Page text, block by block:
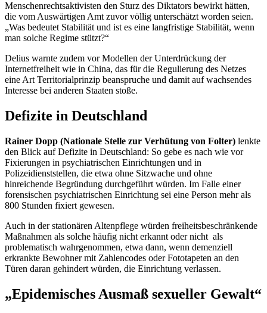
Menschenrechtsaktivisten den Sturz des Diktators bewirkt hätten,
die vom Auswärtigen Amt zuvor völlig unterschätzt worden seien.
„Was bedeutet Stabilität und ist es eine langfristige Stabilität, wenn
man solche Regime stützt?“
Delius warnte zudem vor Modellen der Unterdrückung der
Internetfreiheit wie in China, das für die Regulierung des Netzes
eine Art Territorialprinzip beanspruche und damit auf wachsendes
Interesse bei anderen Staaten stoße.
Defizite in Deutschland
Rainer Dopp (Nationale Stelle zur Verhütung von Folter) lenkte
den Blick auf Defizite in Deutschland: So gebe es nach wie vor
Fixierungen in psychiatrischen Einrichtungen und in
Polizeidienststellen, die etwa ohne Sitzwache und ohne
hinreichende Begründung durchgeführt würden. Im Falle einer
forensischen psychiatrischen Einrichtung sei eine Person mehr als
800 Stunden fixiert gewesen.
Auch in der stationären Altenpflege würden freiheitsbeschränkende
Maßnahmen als solche häufig nicht erkannt oder nicht als
problematisch wahrgenommen, etwa dann, wenn demenziell
erkrankte Bewohner mit Zahlencodes oder Fototapeten an den
Türen daran gehindert würden, die Einrichtung verlassen.
„Epidemisches Ausmaß sexueller Gewalt“